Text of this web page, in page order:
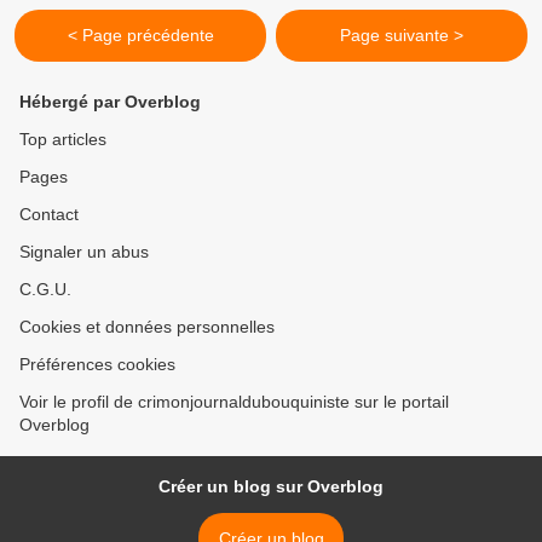
< Page précédente Page suivante >
Hébergé par Overblog
Top articles
Pages
Contact
Signaler un abus
C.G.U.
Cookies et données personnelles
Préférences cookies
Voir le profil de crimonjournaldubouquiniste sur le portail
Overblog
Créer un blog sur Overblog